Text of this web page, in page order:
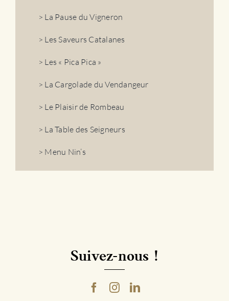
> La Pause du Vigneron
> Les Saveurs Catalanes
> Les « Pica Pica »
> La Cargolade du Vendangeur
> Le Plaisir de Rombeau
> La Table des Seigneurs
> Menu Nin’s
Suivez-nous !